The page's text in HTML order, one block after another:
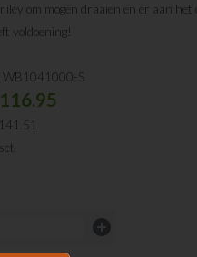
om mogen draaien en er aan het
voldoening!
S
116.95
add_circle